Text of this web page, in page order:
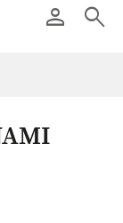
person search